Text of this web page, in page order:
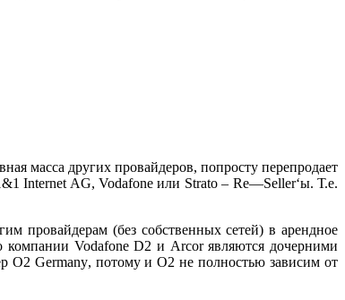
масса других провайдеров, попросту перепродает
Internet AG, Vodafone или Strato – Re—Seller‘ы. Т.е.
провайдерам (без собственных сетей) в арендное
компании Vodafone D2 и Arcor являются дочерними
О2 Germany, потому и О2 не полностью зависим от